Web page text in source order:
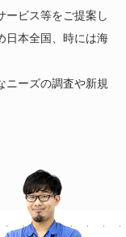
ービス等をご提案し
日本全国、時には海
ニーズの調査や新規